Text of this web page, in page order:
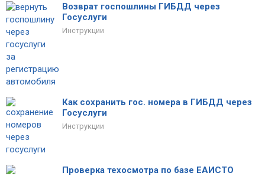
Возврат госпошлины ГИБДД через
Госуслуги
Инструкции
Как сохранить гос. номера в ГИБДД через
Госуслуги
Инструкции
Проверка техосмотра по базе ЕАИСТО